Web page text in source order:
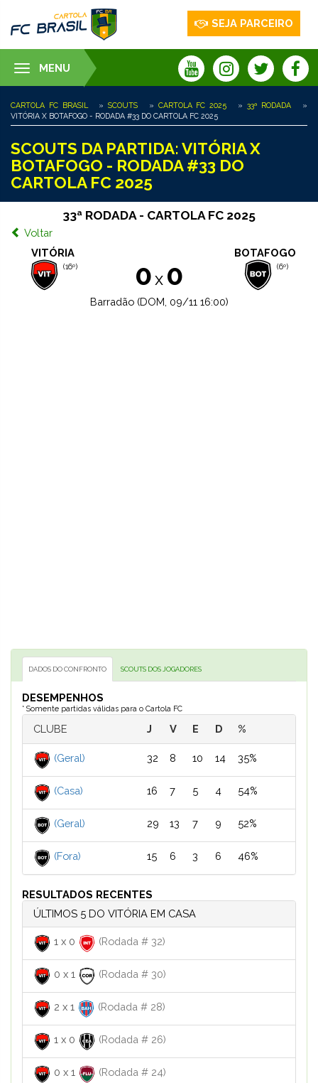
SEJA PARCEIRO
Toggle
navigation
MENU
CARTOLA FC BRASIL » SCOUTS » CARTOLA FC 2025 » 33ª RODADA
»
VITÓRIA X BOTAFOGO - RODADA #33 DO CARTOLA FC 2025
SCOUTS DA PARTIDA: VITÓRIA X
BOTAFOGO - RODADA #33 DO
CARTOLA FC 2025
33ª RODADA - CARTOLA FC 2025
Voltar
VITÓRIA
(16º) 0x 0
BOTAFOGO
(6º)
Barradão (DOM, 09/11 16:00)
DADOS DO CONFRONTO SCOUTS DOS JOGADORES
DESEMPENHOS
* Somente partidas válidas para o Cartola FC
CLUBE J V E D %
(Geral) 32 8 10 14 35%
(Casa) 16 7 5 4 54%
(Geral) 29 13 7 9 52%
(Fora) 15 6 3 6 46%
RESULTADOS RECENTES
ÚLTIMOS 5 DO VITÓRIA EM CASA
1 x 0 (Rodada # 32)
0 x 1 (Rodada # 30)
2 x 1 (Rodada # 28)
1 x 0 (Rodada # 26)
0 x 1 (Rodada # 24)